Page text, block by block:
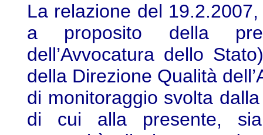
La relazione del
a proposito della
dell’Avvocatura dello
della Direzione Qualità
di monitoraggio svolta
di cui alla presente,